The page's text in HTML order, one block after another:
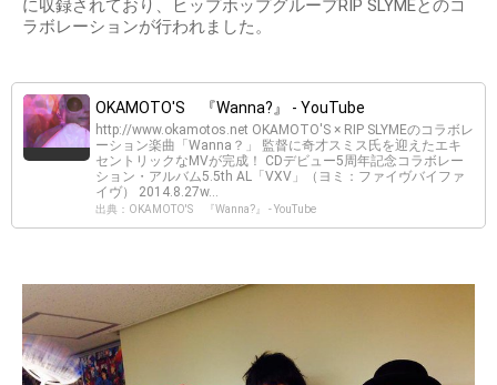
に収録されており、ヒップホップグループRIP SLYMEとのコ
ラボレーションが行われました。
OKAMOTO'S 『Wanna?』 - YouTube
http://www.okamotos.net OKAMOTO'S × RIP SLYMEのコラボレ
ーション楽曲「Wanna？」 監督に奇才スミス氏を迎えたエキ
セントリックなMVが完成！ CDデビュー5周年記念コラボレー
ション・アルバム5.5th AL「VXV」（ヨミ：ファイヴバイファ
イヴ） 2014.8.27w...
出典：OKAMOTO'S 『Wanna?』 - YouTube